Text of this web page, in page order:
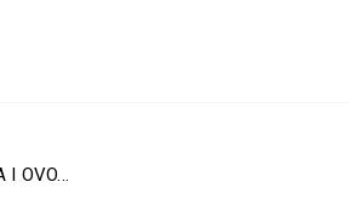
I OVO...